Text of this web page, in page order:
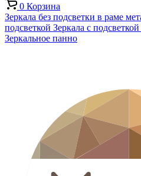
0 Корзина
Зеркала без подсветки в раме
подсветкой Зеркала с
Зеркальное панно